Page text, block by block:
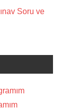
Soru ve